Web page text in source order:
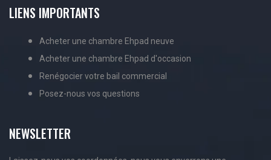
LIENS IMPORTANTS
Acheter une chambre Ehpad neuve
Acheter une chambre Ehpad d'occasion
Renégocier votre bail commercial
Posez-nous vos questions
NEWSLETTER